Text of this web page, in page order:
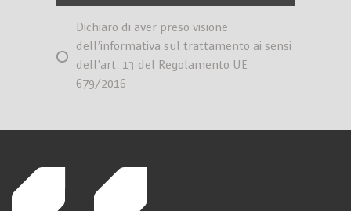
Dichiaro di aver preso visione
dell’informativa sul trattamento ai sensi
dell’art. 13 del Regolamento UE
679/2016